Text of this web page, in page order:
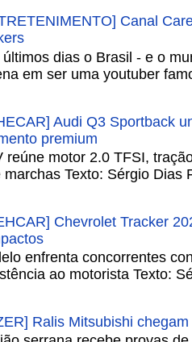
Canal
últimos dias o Brasil - e o
em ser uma youtuber
Audi Q3 Sportback
premium
reúne motor 2.0 TFSI,
marchas Texto: Sérgio Dias
Chevrolet Tracker
enfrenta concorrentes
ao motorista Texto:
Ralis Mitsubishi